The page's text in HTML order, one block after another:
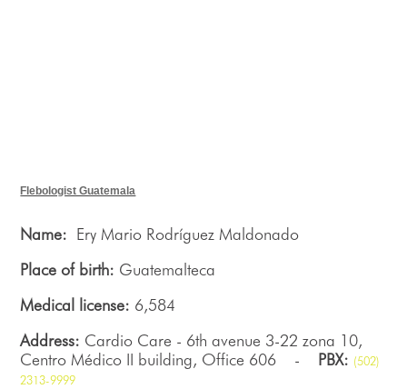
Flebologist Guatemala
Name: Ery Mario Rodríguez Maldonado
Place of birth: Guatemalteca
Medical license: 6,584
Address: Cardio Care - 6th avenue 3-22 zona 10,
Centro Médico II building, Office 606 - PBX: (502)
2313-9999